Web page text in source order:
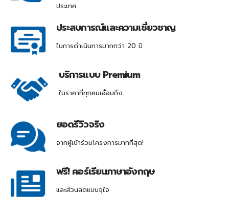
ประเทศ
ประสบการณ์และความเชี่ยวชาญ
ในการดำเนินการมากกว่า 20 ปี
บริการแบบ Premium
ในราคาที่ทุกคนเอื้อมถึง
ยอดรีวิวจริง
จากผู้เข้าร่วมโครงการมากที่สุด!
ฟรี! คอร์เรียนภาษาอังกฤษ
และส่วนลดแบบจุใจ